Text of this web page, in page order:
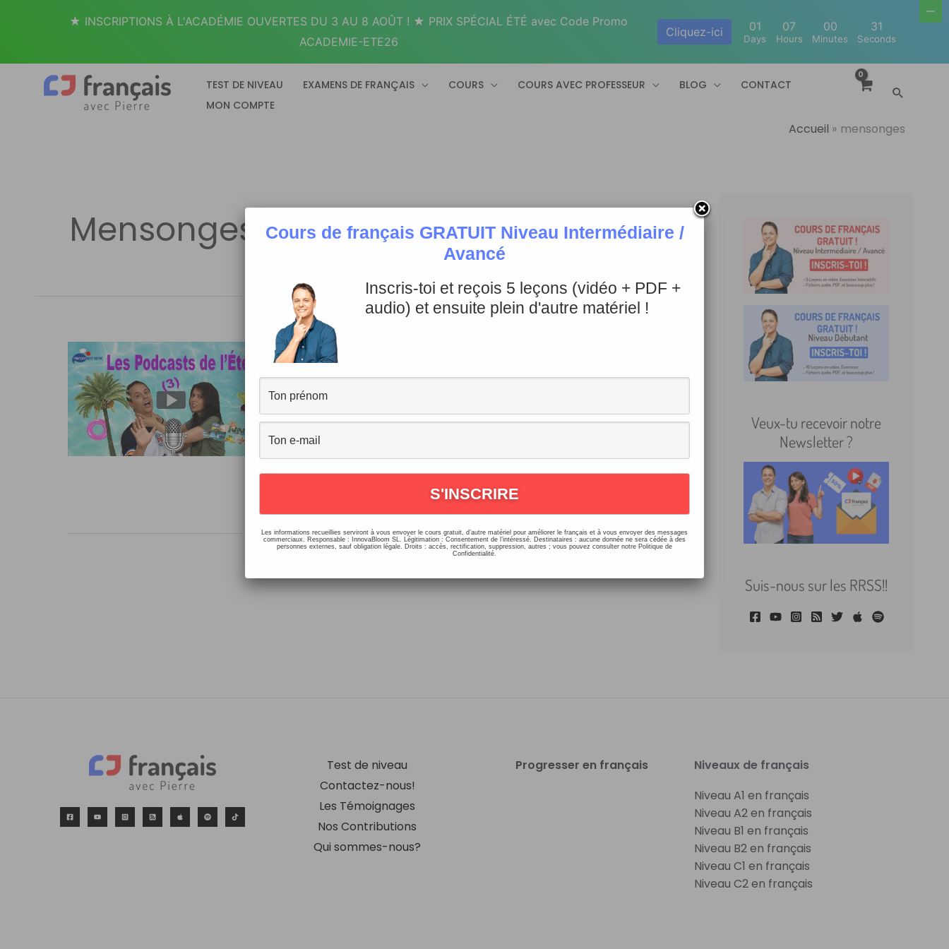
TEST DE NIVEAU EXAMENS DE FRANÇAIS COURS COURS AVEC PROFESSEUR BLOG
CONTACT
MON COMPTE
Accueil mensonges
Mensonges
5 Min. de Français : Mensonges, Fake news
et Fausses croyances
12 commentaires/Podcasts, Histoires, Dialogues,Vocabulaire, Expressions/
Bonjour ! Pour ce troisième épisode des Podcasts de l’été, nous
croyances ! N’hésitez pas […]
Veux-tu recevoir notre
Newsletter ?
Suis-nous sur les RRSS!!
Test de niveau
Contactez-nous!
Les Témoignages
Nos Contributions
Qui sommes-nous?
Progresser en français
Niveaux de français
Niveau A1 en français
Niveau A2 en français
Niveau B1 en français
Niveau B2 en français
Niveau C1 en français
Niveau C2 en français
Cours de français GRATUIT Niveau Intermédiaire /
Avancé
Inscris-toi et reçois 5 leçons (vidéo + PDF +
audio) et ensuite plein d'autre matériel !
Les informations recueillies serviront à vous envoyer le cours gratuit, d’autre matériel pour améliorer le français et à vous envoyer des messages
commerciaux. Responsable : InnovaBloom SL. Légitimation : Consentement de l’intéressé. Destinataires : aucune donnée ne sera cédée à des
personnes externes, sauf obligation légale. Droits : accès, rectification, suppression, autres ; vous pouvez consulter notre Politique de
Confidentialité.
★ INSCRIPTIONS À L'ACADÉMIE OUVERTES DU 3 AU 8 AOÛT ! ★ PRIX SPÉCIAL ÉTÉ avec Code Promo
ACADEMIE-ETE26
Cliquez-ici 01
Days
07
Hours
00
Minutes
30
Seconds